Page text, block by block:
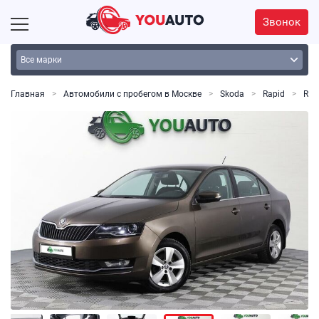
Звонок
Главная Автомобили с пробегом в Москве Skoda Rapid